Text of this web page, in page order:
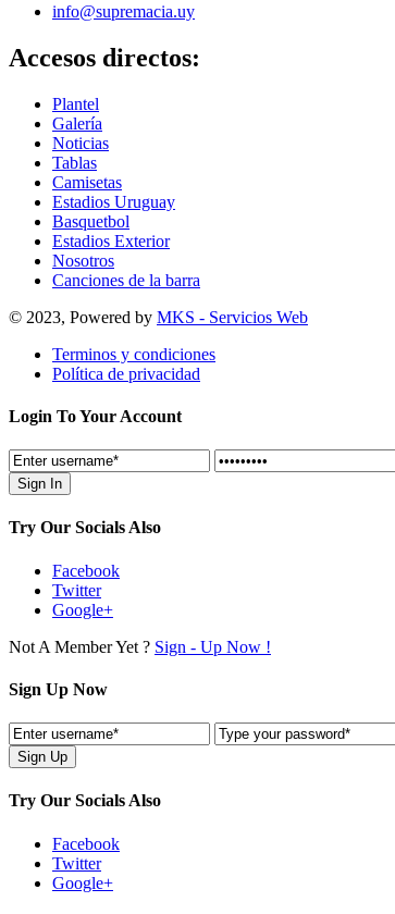
info@supremacia.uy
Accesos directos:
Plantel
Galería
Noticias
Tablas
Camisetas
Estadios Uruguay
Basquetbol
Estadios Exterior
Nosotros
Canciones de la barra
© 2023, Powered by MKS - Servicios Web
Terminos y condiciones
Política de privacidad
Login To Your Account
Try Our Socials Also
Facebook
Twitter
Google+
Not A Member Yet ? Sign - Up Now !
Sign Up Now
Try Our Socials Also
Facebook
Twitter
Google+